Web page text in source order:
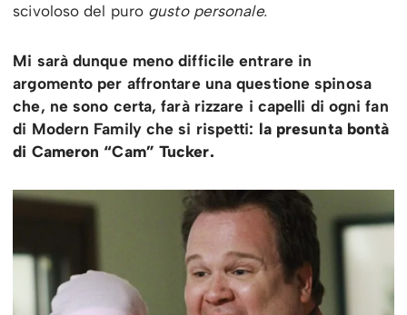
scivoloso del puro gusto personale.
Mi sarà dunque meno difficile entrare in
argomento per affrontare una questione spinosa
che, ne sono certa, farà rizzare i capelli di ogni fan
di Modern Family che si rispetti: la presunta bontà
di Cameron “Cam” Tucker.